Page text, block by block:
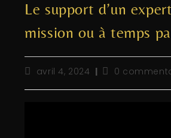
Le support d’un
mission ou à temps
avril 4, 2024 0